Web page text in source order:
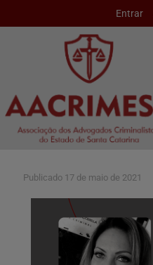
Entrar
Publicado 17 de maio de 2021